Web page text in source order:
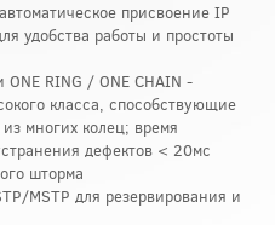
присвоение IP
удобства работы и простоты
ONE RING / ONE CHAIN -
класса, способствующие
многих колец; время
дефектов < 20мс
шторма
MSTP для резервирования и